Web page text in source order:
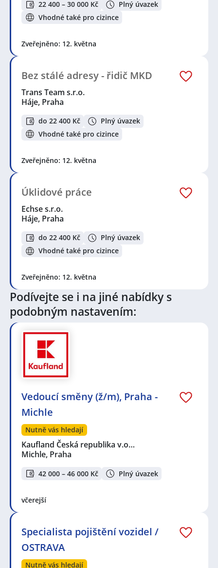
22 400 – 30 000 Kč
Plný úvazek
Vhodné také pro cizince
Zveřejněno: 12. května
Bez stálé adresy - řidič MKD
Trans Team s.r.o.
Háje, Praha
do 22 400 Kč
Plný úvazek
Vhodné také pro cizince
Zveřejněno: 12. května
Úklidové práce
Echse s.r.o.
Háje, Praha
do 22 400 Kč
Plný úvazek
Vhodné také pro cizince
Zveřejněno: 12. května
Podívejte se i na jiné nabídky s
podobným nastavením:
Vedoucí směny (ž/m), Praha -
Michle
Nutně vás hledají
Kaufland Česká republika v.o…
Michle, Praha
42 000 – 46 000 Kč Plný úvazek
včerejší
Specialista pojištění vozidel /
OSTRAVA
Nutně vás hledají